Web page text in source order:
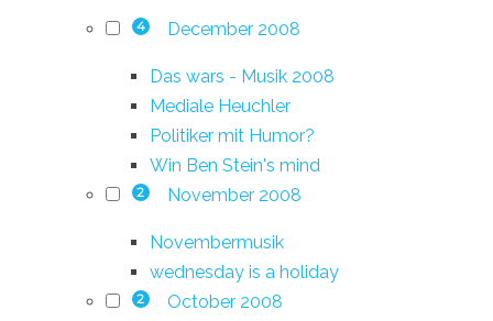
4 December 2008
Das wars - Musik 2008
Mediale Heuchler
Politiker mit Humor?
Win Ben Stein's mind
2 November 2008
Novembermusik
wednesday is a holiday
2 October 2008